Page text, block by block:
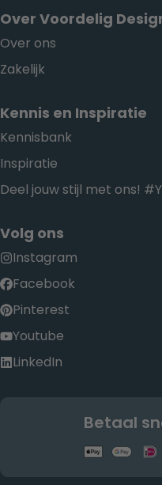
Over Voordelig
Over ons
Zakelijk
Kennis en Inspiratie
Kennisbank
Inspiratie
Deel jouw stijl met ons!
Volg ons
Instagram
Facebook
Pinterest
Youtube
LinkedIn
Betaal